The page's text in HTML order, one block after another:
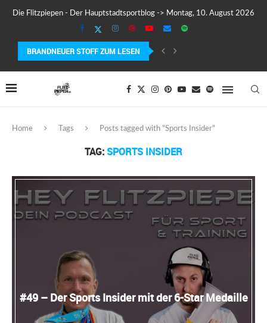
Die Flitzpiepen - Der Hauptstadtsportblog -> Montag, 10. August 2026
BRANDNEUER STOFF ZUM LESEN
COROS PACE 4 IM TEST – LEICHT, SCHNELL...
Home Tags Posts tagged with "Sports Insider"
TAG: SPORTS INSIDER
#49 – Der Sports Insider mit der 6-Star Medaille